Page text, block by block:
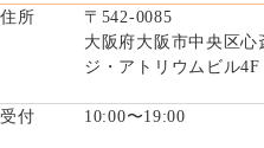
住所
〒542-0085
大阪府大阪市中央区心
ジ・アトリウムビル4F
受付 10:00〜19:00